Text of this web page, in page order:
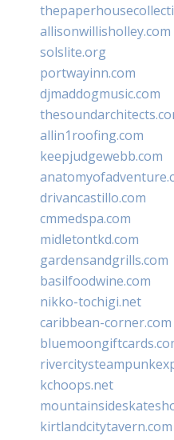
allisonwillisholley.com
solslite.org
portwayinn.com
djmaddogmusic.com
allin1roofing.com
keepjudgewebb.com
drivancastillo.com
cmmedspa.com
midletontkd.com
gardensandgrills.com
basilfoodwine.com
nikko-tochigi.net
caribbean-corner.com
kchoops.net
kirtlandcitytavern.com